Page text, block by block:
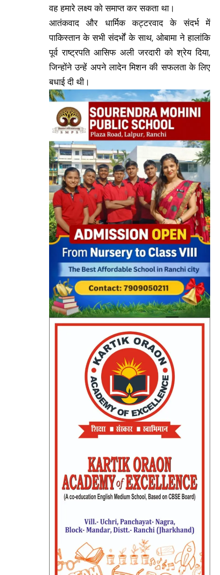
वह हमारे लक्ष्य को समाप्त कर सकता था।
आतंकवाद और धार्मिक कट्टरवाद के संदर्भ में
पाकिस्तान के सभी संदर्भों के साथ, ओबामा ने हालांकि
पूर्व राष्ट्रपति आसिफ अली जरदारी को श्रेय दिया,
जिन्होंने उन्हें अपने लादेन मिशन की सफलता के लिए
बधाई दी थी।